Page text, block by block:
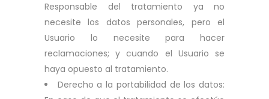
Responsable del tratamiento ya no
necesite los datos personales, pero el
Usuario lo necesite para hacer
reclamaciones; y cuando el Usuario se
haya opuesto al tratamiento.
Derecho a la portabilidad de los datos: